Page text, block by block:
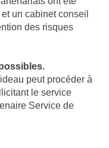
un cabinet conseil
des risques
peut procéder à
le service
Service de